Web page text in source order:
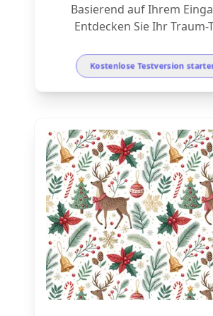
Basierend auf Ihrem
Entdecken Sie Ihr Traum-
Kostenlose Testversion